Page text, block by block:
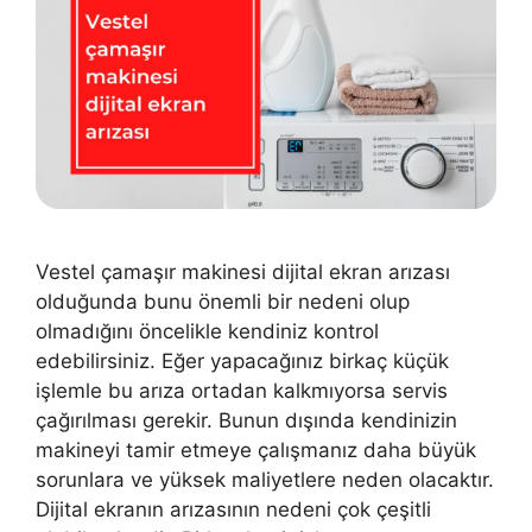
Vestel çamaşır makinesi dijital ekran arızası
olduğunda bunu önemli bir nedeni olup
olmadığını öncelikle kendiniz kontrol
edebilirsiniz. Eğer yapacağınız birkaç küçük
işlemle bu arıza ortadan kalkmıyorsa servis
çağırılması gerekir. Bunun dışında kendinizin
makineyi tamir etmeye çalışmanız daha büyük
sorunlara ve yüksek maliyetlere neden olacaktır.
Dijital ekranın arızasının nedeni çok çeşitli